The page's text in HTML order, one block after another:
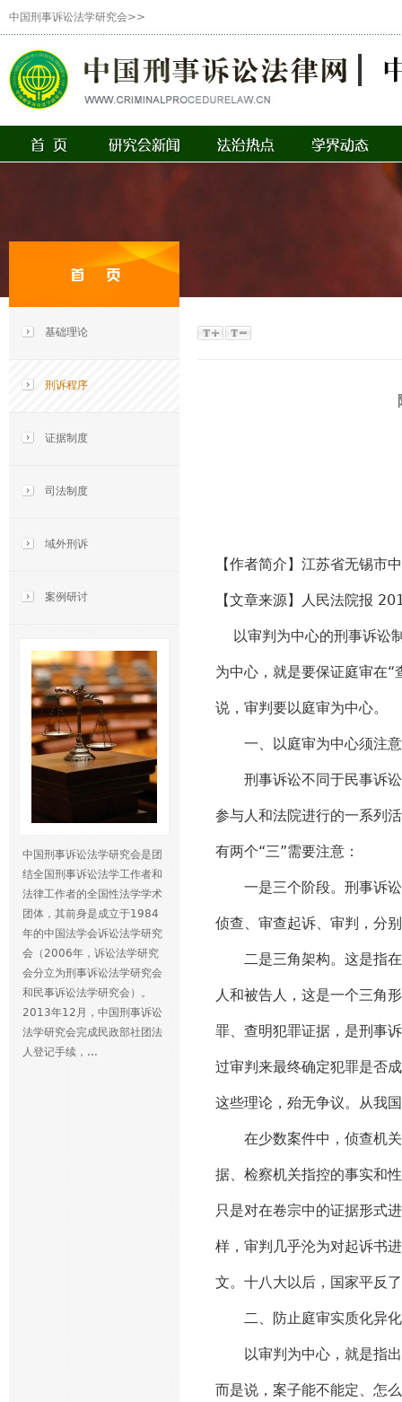
中国刑事诉讼法学研究会>>
基础理论
刑诉程序
证据制度
司法制度
域外刑诉
案例研讨
中国刑事诉讼法学研究会是团
结全国刑事诉讼法学工作者和
法律工作者的全国性法学学术
团体，其前身是成立于1984
年的中国法学会诉讼法学研究
会（2006年，诉讼法学研究
会分立为刑事诉讼法学研究会
和民事诉讼法学研究会）。
2013年12月，中国刑事诉讼
法学研究会完成民政部社团法
人登记手续，...
【作者简介】 江苏省无锡市
【文章来源】人民法院报
以审判为中心的刑事诉讼
为中心，就是要保证庭审在
说，审判要以庭审为中心。
一、以庭审为中心须注意
刑事诉讼不同于民事诉讼
参与人和法院进行的一系列
有两个“三”需要注意：
一是三个阶段。刑事诉讼
侦查、审查起诉、审判，分
二是三角架构。这是指在
人和被告人，这是一个三角
罪、查明犯罪证据，是刑事
过审判来最终确定犯罪是否
这些理论，殆无争议。从我
在少数案件中，侦查机关
据、检察机关指控的事实和
只是对在卷宗中的证据形式
样，审判几乎沦为对起诉书
文。十八大以后，国家平反
二、防止庭审实质化异化
以审判为中心，就是指出
而是说，案子能不能定、怎